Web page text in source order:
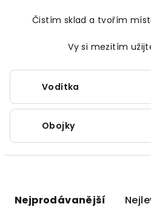
Čistím sklad a tvořím
Vy si mezitím
Vodítka
Obojky
Nejprodávanější